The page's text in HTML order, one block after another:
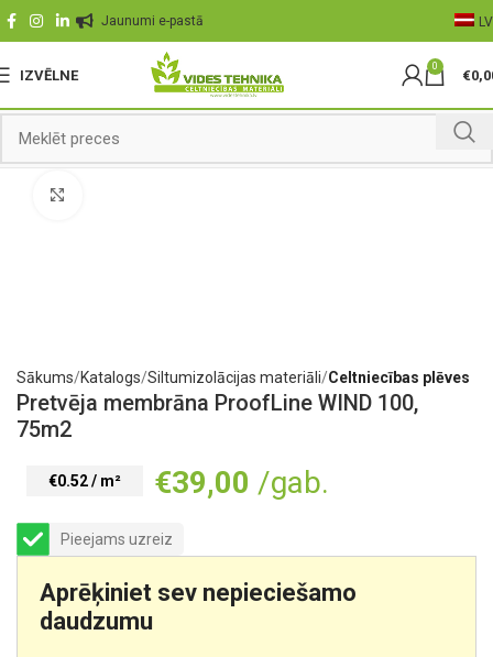
Jaunumi e-pastā LV
IZVĒLNE
0
€
Sākums Katalogs Siltumizolācijas materiāli Celtniecības plēves
Pretvēja membrāna ProofLine WIND 100,
75m2
€0.52 / m² €39,00 /gab.
Pieejams uzreiz
Aprēķiniet sev nepieciešamo
daudzumu